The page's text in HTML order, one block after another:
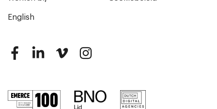
English